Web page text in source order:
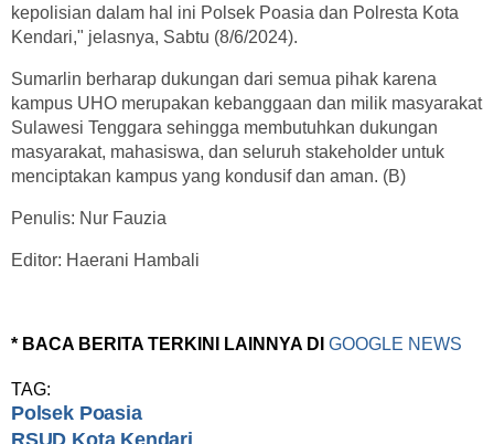
kepolisian dalam hal ini Polsek Poasia dan Polresta Kota
Kendari," jelasnya, Sabtu (8/6/2024).
Sumarlin berharap dukungan dari semua pihak karena
kampus UHO merupakan kebanggaan dan milik masyarakat
Sulawesi Tenggara sehingga membutuhkan dukungan
masyarakat, mahasiswa, dan seluruh stakeholder untuk
menciptakan kampus yang kondusif dan aman. (B)
Penulis: Nur Fauzia
Editor: Haerani Hambali
* BACA BERITA TERKINI LAINNYA DI GOOGLE NEWS
TAG:
Polsek Poasia